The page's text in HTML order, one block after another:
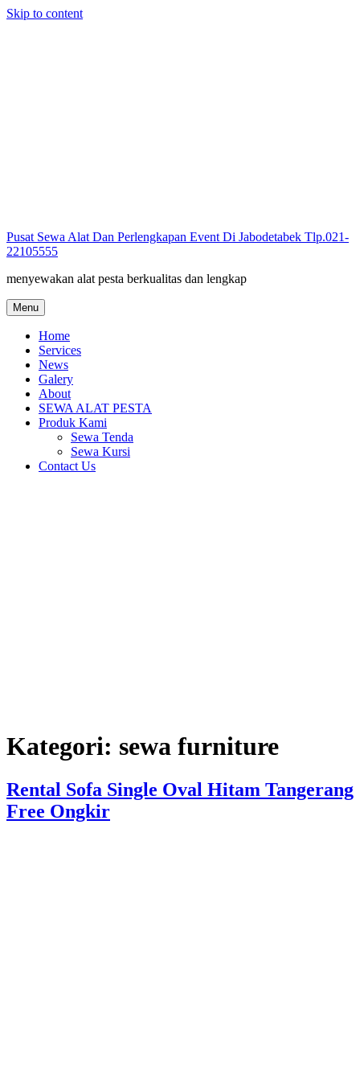
Skip to content
Pusat Sewa Alat Dan Perlengkapan Event Di Jabodetabek Tlp.021-
22105555
menyewakan alat pesta berkualitas dan lengkap
Menu
Home
Services
News
Galery
About
SEWA ALAT PESTA
Produk Kami
Sewa Tenda
Sewa Kursi
Contact Us
Kategori: sewa furniture
Rental Sofa Single Oval Hitam Tangerang
Free Ongkir